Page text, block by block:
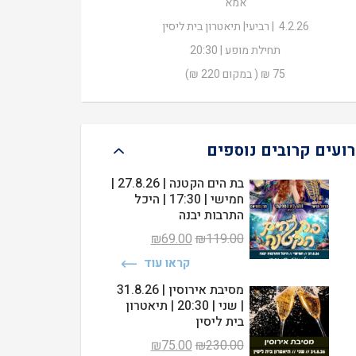
₪220.00.
₪75.00.
4.2.26 | רביעי| תיאטרון בית ליסין
תחילת מופע | 20:30
75 ₪ ( במקום 220 ₪)
קרובים נוספים
בת הים הקטנה | 27.8.26 |
חמישי | 17:30 | היכל
התרבות יבנה
₪119.00
המחיר
היה:
₪119.00.
₪69.00
הוא:
₪69.00.
קראו עוד
מסיבת אירוסין | 31.8.26
| שני | 20:30 | תיאטרון
בית ליסין
₪230.00
המחיר₪75.00